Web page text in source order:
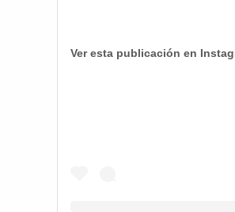
Ver esta publicación en